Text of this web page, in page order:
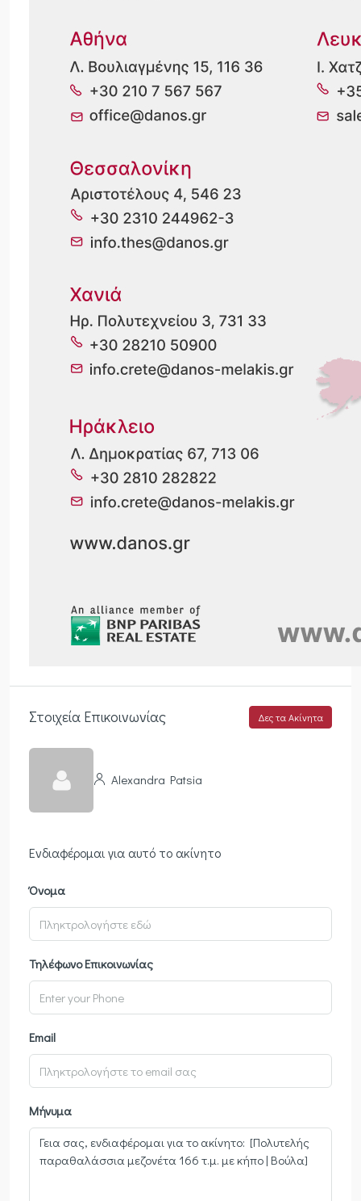
Στοιχεία Επικοινωνίας Δες τα Ακίνητα
Alexandra Patsia
Ενδιαφέρομαι για αυτό το ακίνητο
Όνομα
Τηλέφωνο Επικοινωνίας
Email
Μήνυμα